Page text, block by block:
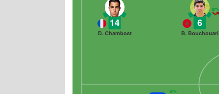
6
B. Bouchouari
14
D. Chambost